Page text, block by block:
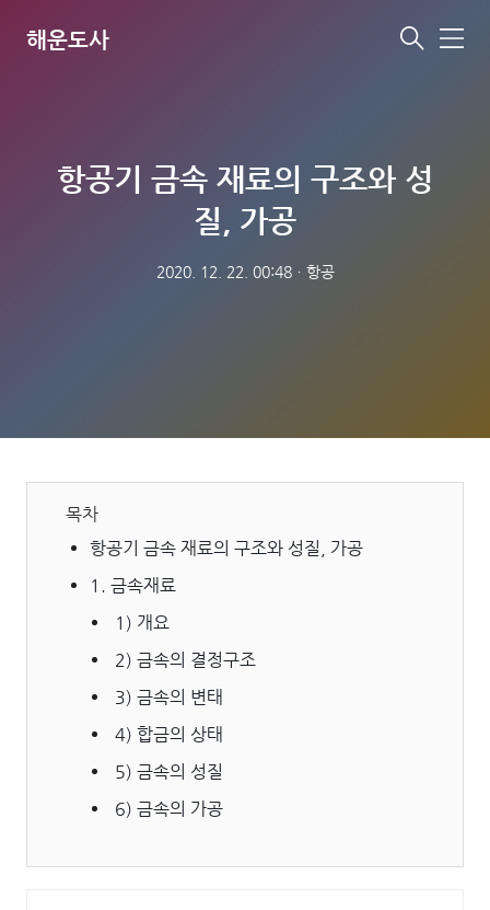
해운도사
메
항공기 금속 재료의 구조와 성
질, 가공
2020. 12. 22. 00:48ㆍ 항공
목차
항공기 금속 재료의 구조와 성질, 가공
1. 금속재료
1) 개요
2) 금속의 결정구조
3) 금속의 변태
4) 합금의 상태
5) 금속의 성질
6) 금속의 가공